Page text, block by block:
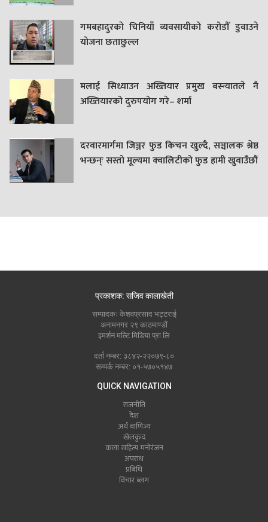
गमबहादुरकाे चिनियाँ व्यवसायीको करोडौँ डुवाउने
याेजना छताछुल्ल
मलाई सिध्याउन अख्तियार प्रमुख बस्न्यातले नै
अख्तियारको दुरुपयोग गरे– शर्मा
दरवारमार्गमा जिञ्जर फुड किचन खुल्दै, सञ्चालक श्रेष्ठ
भन्छन्ः सस्तो मूल्यमा क्वालिटीको फुड हामी खुवाउँछौं
प्रकाशक: सजिव कालाखेती
सम्पादकः केशवप्रसाद भट्टराई
अनामनगर २९ काठमाण्डौं
इमर्शन मल्टि मिडिया प्रा लि
दर्ता नम्बर: ३८४२-२२०७९-८०
सम्पर्क नम्बर: ०१-५७०५१४७
QUICK NAVIGATION
राजनीति
देश
अर्थ बाणिज्य
खेलकुद
कला सहित्य मनोरंजन
अपराध
प्रबिधि
विचार ब्लग